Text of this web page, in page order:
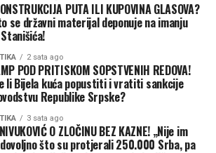
je i projektovanje pasarele koja bi
kao i početak izgradnje mosta u
riječima, do 15. septembra
uređena sva dječija igrališta na
planiran je izbor najboljeg rješenja i
projekta gondole od područja
brda.
PUTA ILI KUPOVINA GLASOVA?
se državni materijal deponuje na imanju
2 sata ago
POD PRITISKOM SOPSTVENIH REDOVA!
li Bijela kuća popustiti i vratiti sankcije
Republike Srpske?
3 sata ago
O ZLOČINU BEZ KAZNE! „Nije im
što su protjerali 250.000 Srba, pa